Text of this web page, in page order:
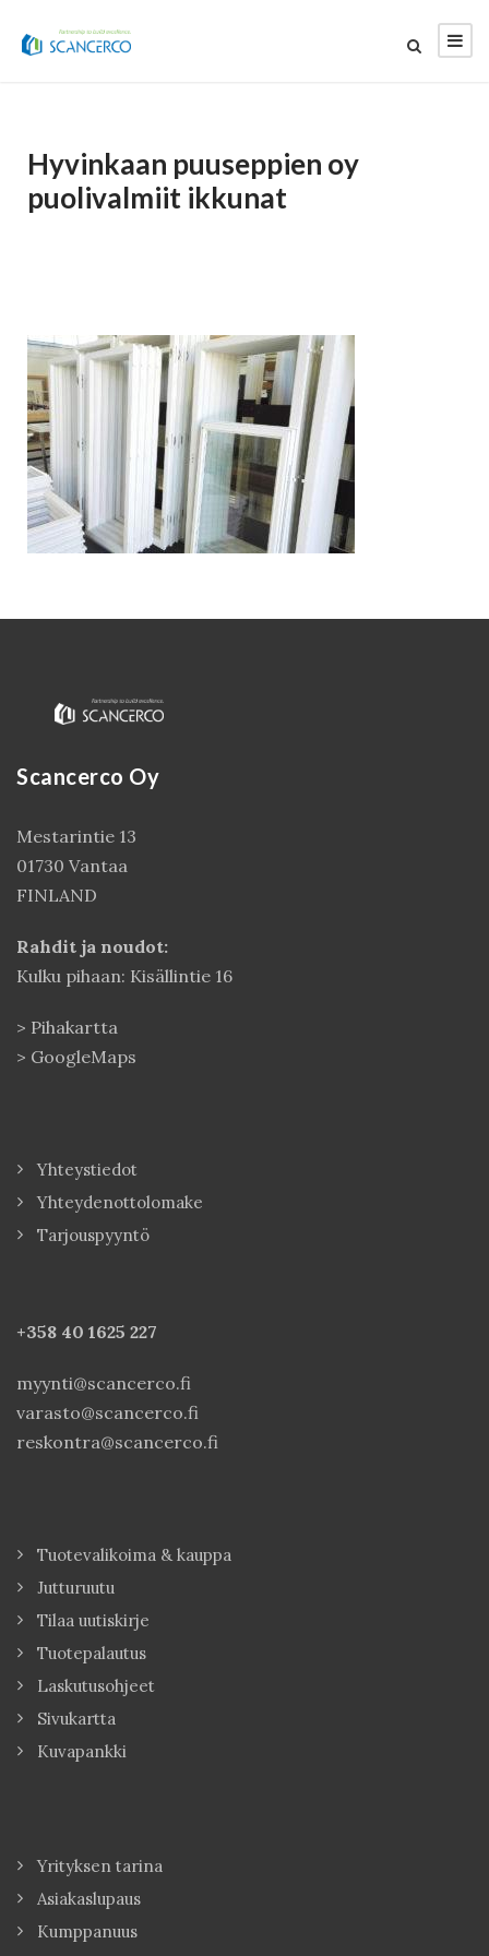
Hyvinkaan puuseppien oy
puolivalmiit ikkunat
Scancerco Oy
Mestarintie 13
01730 Vantaa
FINLAND
Rahdit ja noudot:
Kulku pihaan: Kisällintie 16
> Pihakartta
> GoogleMaps
Yhteystiedot
Yhteydenottolomake
Tarjouspyyntö
+358 40 1625 227
myynti@scancerco.fi
varasto@scancerco.fi
reskontra@scancerco.fi
Tuotevalikoima & kauppa
Jutturuutu
Tilaa uutiskirje
Tuotepalautus
Laskutusohjeet
Sivukartta
Kuvapankki
Yrityksen tarina
Asiakaslupaus
Kumppanuus